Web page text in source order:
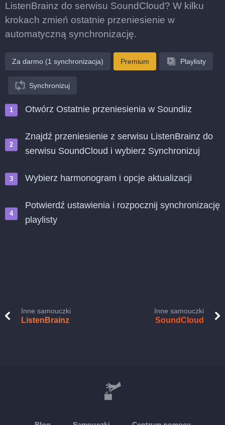
ListenBrainz do serwisu SoundCloud? W kilku
krokach zmień ostatnie przeniesienie w
automatyczną synchronizację.
Za darmo (1 synchronizacja) Premium Playlisty
Synchronizuj
Otwórz Ostatnie przeniesienia w Soundiiz
Znajdź przeniesienie z serwisu ListenBrainz do
serwisu SoundCloud i wybierz Synchronizuj
Wybierz harmonogram i opcje aktualizacji
Potwierdź ustawienia i rozpocznij synchronizację
playlisty
Inne samouczki
ListenBrainz
Inne samouczki
SoundCloud